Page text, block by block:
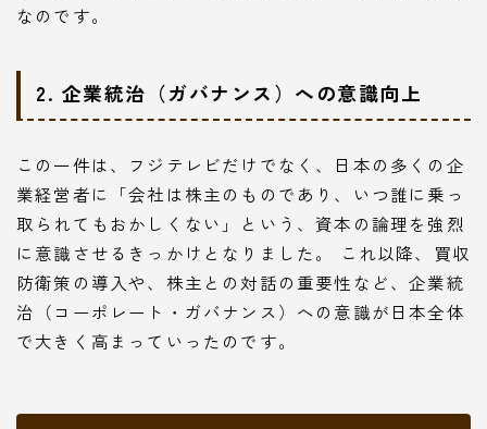
なのです。
2. 企業統治（ガバナンス）への意識向上
この一件は、フジテレビだけでなく、日本の多くの企
業経営者に「会社は株主のものであり、いつ誰に乗っ
取られてもおかしくない」という、資本の論理を強烈
に意識させるきっかけとなりました。 これ以降、買収
防衛策の導入や、株主との対話の重要性など、企業統
治（コーポレート・ガバナンス）への意識が日本全体
で大きく高まっていったのです。